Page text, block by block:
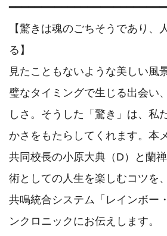
【驚きは魂のごちそうであり、
る】
見たこともないような美しい風
璧なタイミングで生じる出会い
しさ。そうした「驚き」は、私
かさをもたらしてくれます。本
共同校長の小原大典（D）と蘭
術としての人生を楽しむコツを
共鳴統合システム「レインボー
ンクロニックにお伝えします。